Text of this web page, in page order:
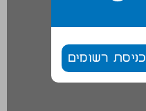
כניסת רשומים